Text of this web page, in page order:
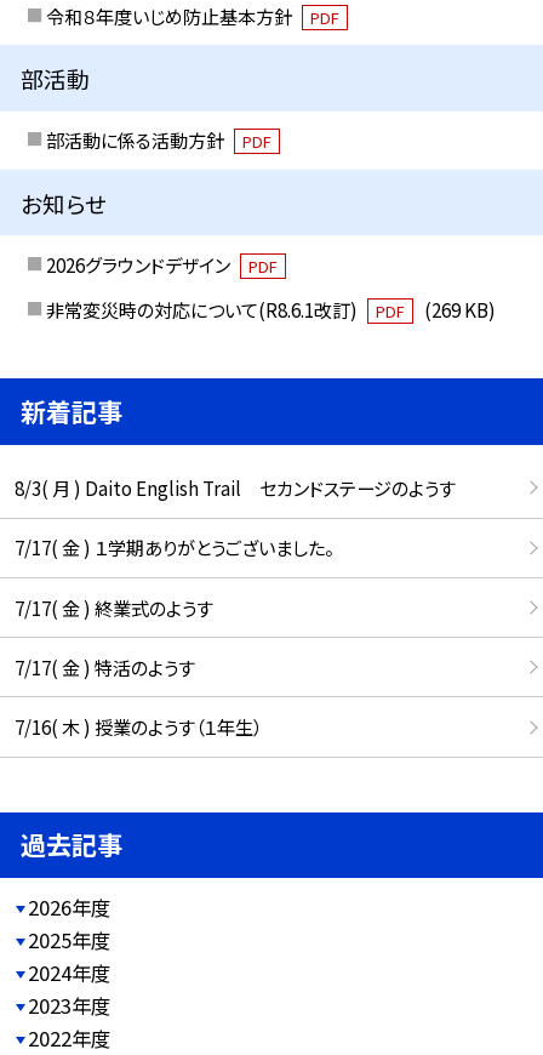
令和８年度いじめ防止基本方針 PDF
部活動
部活動に係る活動方針 PDF
お知らせ
2026グラウンドデザイン PDF
非常変災時の対応について(R8.6.1改訂) PDF (269 KB)
新着記事
8/3( 月 ) Daito English Trail セカンドステージのようす
7/17( 金 ) １学期ありがとうございました。
7/17( 金 ) 終業式のようす
7/17( 金 ) 特活のようす
7/16( 木 ) 授業のようす（１年生）
過去記事
2026年度
2025年度
2024年度
2023年度
2022年度